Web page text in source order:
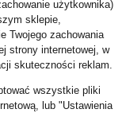
+ rabat promocyjny
użytkownika)
sklepie,
Twojego zachowania
strony internetowej, w
skuteczności reklam.
wszystkie pliki
lub "Ustawienia